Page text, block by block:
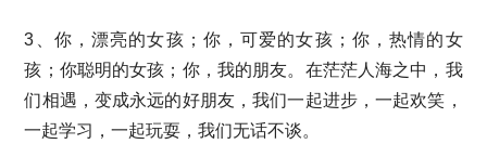
3、你，漂亮的女孩；你，可爱的女孩；你，热情的女
孩；你聪明的女孩；你，我的朋友。在茫茫人海之中，我
们相遇，变成永远的好朋友，我们一起进步，一起欢笑，
一起学习，一起玩耍，我们无话不谈。